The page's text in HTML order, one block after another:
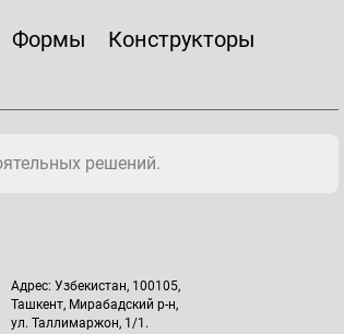
Формы
Конструкторы
решений.
Адрес: Узбекистан, 100105,
Ташкент, Мирабадский р-н,
ул. Таллимаржон, 1/1.